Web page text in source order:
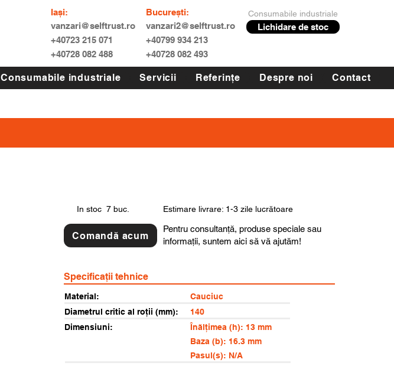
Iași:
vanzari@selftrust.ro
+40723 215 071
+40728 082 488
București:
vanzari2@selftrust.ro
+40799 934 213
+40728 082 493
Consumabile industriale
Lichidare de stoc
Consumabile industriale Servicii Referințe Despre noi Contact
In stoc 7 buc.
Comandă acum
Estimare livrare: 1-3 zile lucrătoare
Pentru consultanță, produse speciale sau
informații, suntem aici să vă ajutăm!
Specificații tehnice
Material:
Cauciuc
Diametrul critic al roții (mm):
140
Dimensiuni:
Înălțimea (h): 13 mm
Baza (b): 16.3 mm
Pasul(s): N/A